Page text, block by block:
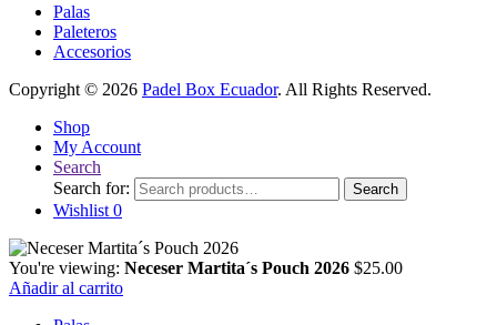
Palas
Paleteros
Accesorios
Copyright © 2026 Padel Box Ecuador. All Rights Reserved.
Shop
My Account
Search
Search for:
Search
Wishlist 0
You're viewing: Neceser Martita´s Pouch 2026 $25.00
Añadir al carrito